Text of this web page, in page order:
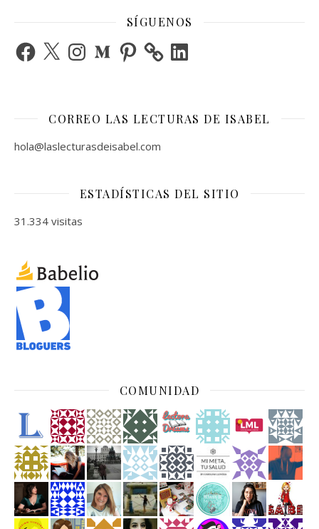
SÍGUENOS
Facebook
X InstagramMediumPinterest LinkedIn
CORREO LAS LECTURAS DE ISABEL
hola@laslecturasdeisabel.com
ESTADÍSTICAS DEL SITIO
31.334 visitas
COMUNIDAD